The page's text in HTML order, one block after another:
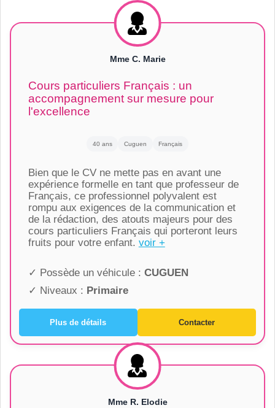
Mme C. Marie
Cours particuliers Français : un
accompagnement sur mesure pour
l'excellence
40 ans Cuguen Français
Bien que le CV ne mette pas en avant une
expérience formelle en tant que professeur de
Français, ce professionnel polyvalent est
rompu aux exigences de la communication et
de la rédaction, des atouts majeurs pour des
cours particuliers Français qui porteront leurs
fruits pour votre enfant. voir +
✓ Possède un véhicule : CUGUEN
✓ Niveaux : Primaire
Plus de détails Contacter
Mme R. Elodie